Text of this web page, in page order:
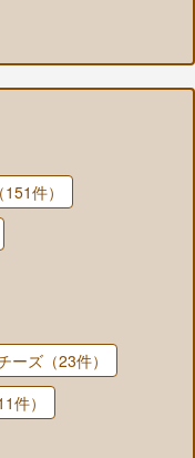
件）
ーズ（23件）
件）